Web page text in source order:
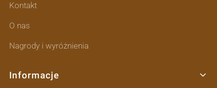
Kontakt
O nas
Nagrody i wyróżnienia
Informacje